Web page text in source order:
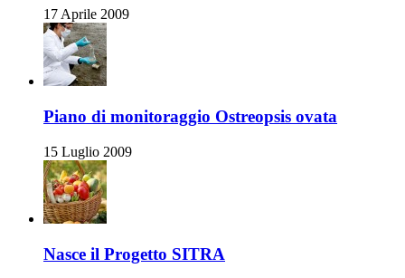
17 Aprile 2009
Piano di monitoraggio Ostreopsis ovata
15 Luglio 2009
Nasce il Progetto SITRA